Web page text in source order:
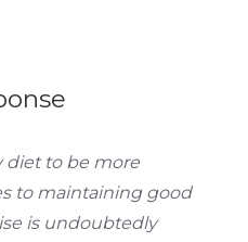
diet to be more
to maintaining good
is undoubtedly